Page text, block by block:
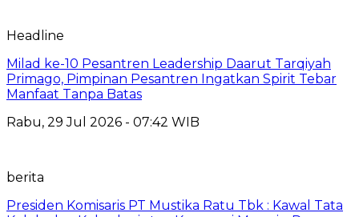
Headline
Milad ke-10 Pesantren Leadership Daarut Tarqiyah
Primago, Pimpinan Pesantren Ingatkan Spirit Tebar
Manfaat Tanpa Batas
Rabu, 29 Jul 2026 - 07:42 WIB
berita
Presiden Komisaris PT Mustika Ratu Tbk : Kawal Tata